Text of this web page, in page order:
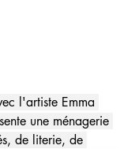
l'artiste Emma
une ménagerie
de literie, de